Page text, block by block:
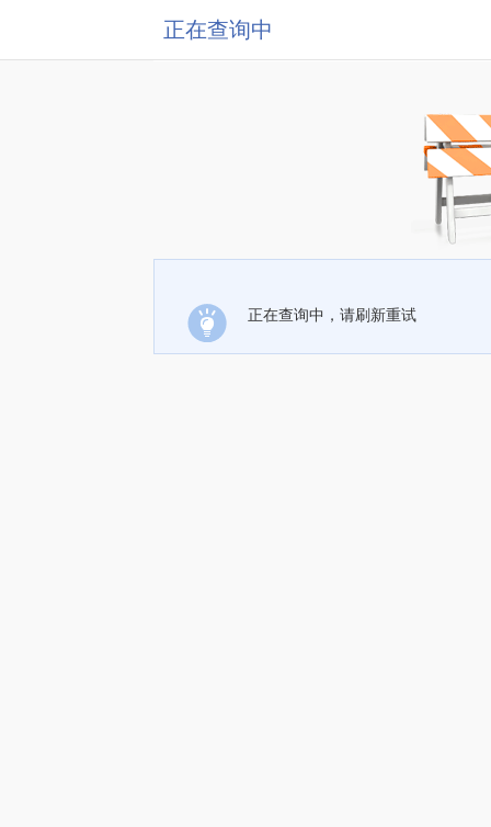
正在查询中
正在查询中，请刷新重试